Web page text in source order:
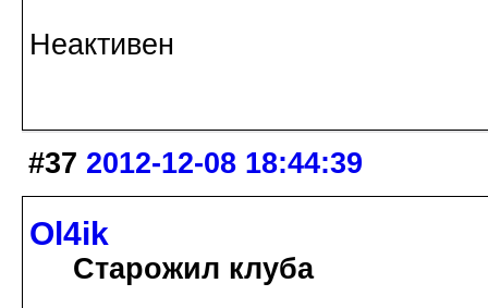
Неактивен
#37 2012-12-08 18:44:39
Ol4ik
Старожил клуба